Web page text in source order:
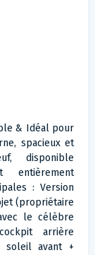
& Idéal pour
spacieux et
disponible
entièrement
: Version
(propriétaire
le célèbre
arrière
soleil avant +